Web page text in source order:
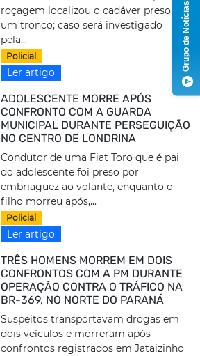
roçagem localizou o cadáver preso a
um tronco; caso será investigado
pela...
Policial
Ler artigo
ADOLESCENTE MORRE APÓS
CONFRONTO COM A GUARDA
MUNICIPAL DURANTE PERSEGUIÇÃO
NO CENTRO DE LONDRINA
Condutor de uma Fiat Toro que é pai
do adolescente foi preso por
embriaguez ao volante, enquanto o
filho morreu após,...
Policial
Ler artigo
TRÊS HOMENS MORREM EM DOIS
CONFRONTOS COM A PM DURANTE
OPERAÇÃO CONTRA O TRÁFICO NA
BR-369, NO NORTE DO PARANÁ
Suspeitos transportavam drogas em
dois veículos e morreram após
confrontos registrados em Jataizinho
Grupo de Notícias